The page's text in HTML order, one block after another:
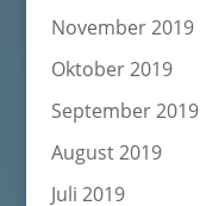
November 2019
Oktober 2019
September 2019
August 2019
Juli 2019